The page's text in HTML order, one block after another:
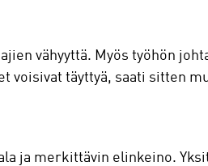
vähyyttä. Myös työhön
voisivat täyttyä, saati sitten
ja merkittävin elinkeino.